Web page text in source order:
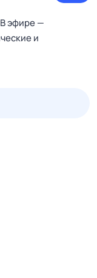
эфире —
и